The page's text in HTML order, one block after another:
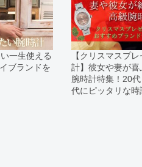
すようお願いいたします。
ズド品の場合、外装および内部機械
の価格となっております。
がございますのでご了承くださいませ
一生使える
ブランドを
【クリスマスプ
計】彼女や妻が喜
腕時計特集！20
代にピッタリな時